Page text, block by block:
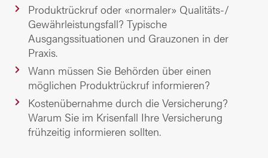
Produktrückruf oder «normaler» Qualitäts-/
Gewährleistungsfall? Typische
Ausgangssituationen und Grauzonen in der
Praxis.
Wann müssen Sie Behörden über einen
möglichen Produktrückruf informieren?
Kostenübernahme durch die Versicherung?
Warum Sie im Krisenfall Ihre Versicherung
frühzeitig informieren sollten.